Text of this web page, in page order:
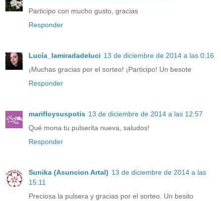
Participo con mucho gusto, gracias
Responder
Lucía_lamiradadeluci 13 de diciembre de 2014 a las 0:16
¡Muchas gracias por el sorteo! ¡Participo! Un besote
Responder
marifloysuspotis 13 de diciembre de 2014 a las 12:57
Qué mona tu pulserita nueva, saludos!
Responder
Sunika (Asuncion Artal) 13 de diciembre de 2014 a las
15:11
Preciosa la pulsera y gracias por el sorteo. Un besito